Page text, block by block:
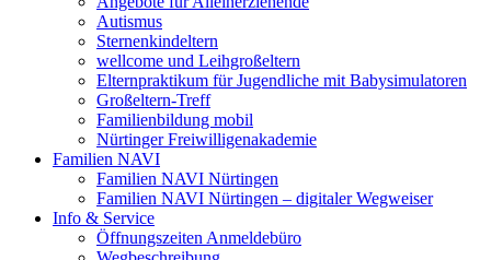
Autismus
Sternenkindeltern
wellcome und Leihgroßeltern
Elternpraktikum für Jugendliche mit Babysimulatoren
Großeltern-Treff
Familienbildung mobil
Nürtinger Freiwilligenakademie
Familien NAVI
Familien NAVI Nürtingen
Familien NAVI Nürtingen – digitaler Wegweiser
Info & Service
Öffnungszeiten Anmeldebüro